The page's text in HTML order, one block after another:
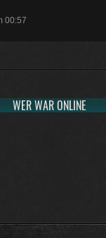
00:57
WER WAR ONLINE